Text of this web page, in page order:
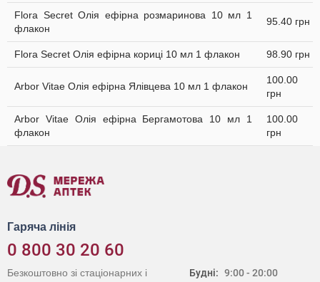
Flora Secret Олія ефірна розмаринова 10 мл 1
флакон
95.40 грн
Flora Secret Олія ефірна кориці 10 мл 1 флакон 98.90 грн
Arbor Vitae Олія ефірна Ялівцева 10 мл 1 флакон
100.00
грн
Arbor Vitae Олія ефірна Бергамотова 10 мл 1
флакон
100.00
грн
Гаряча лінія
0 800 30 20 60
Будні: 9:00 - 20:00
Безкоштовно зі стаціонарних і